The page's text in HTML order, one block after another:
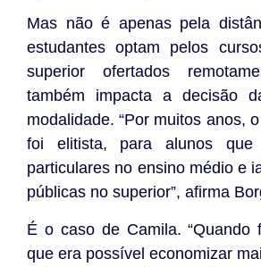
Mas não é apenas pela
estudantes optam pelos
superior ofertados
também impacta a decisão
modalidade. “Por muitos anos,
foi elitista, para alunos que
particulares no ensino médio e
públicas no superior”, afirma
É o caso de Camila. “Quando
que era possível economizar